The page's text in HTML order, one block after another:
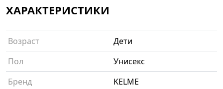
ХАРАКТЕРИСТИКИ
Возраст
Дети
Пол
Унисекс
Бренд
KELME